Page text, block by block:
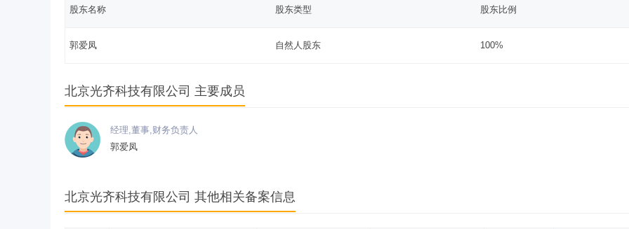
股东名称 股东类型 股东比例
郭爱凤 自然人股东 100%
北京光齐科技有限公司 主要成员
经理,董事,财务负责人
郭爱凤
北京光齐科技有限公司 其他相关备案信息